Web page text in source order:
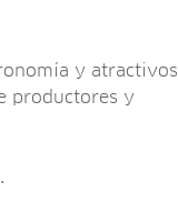
y atractivos
productores y